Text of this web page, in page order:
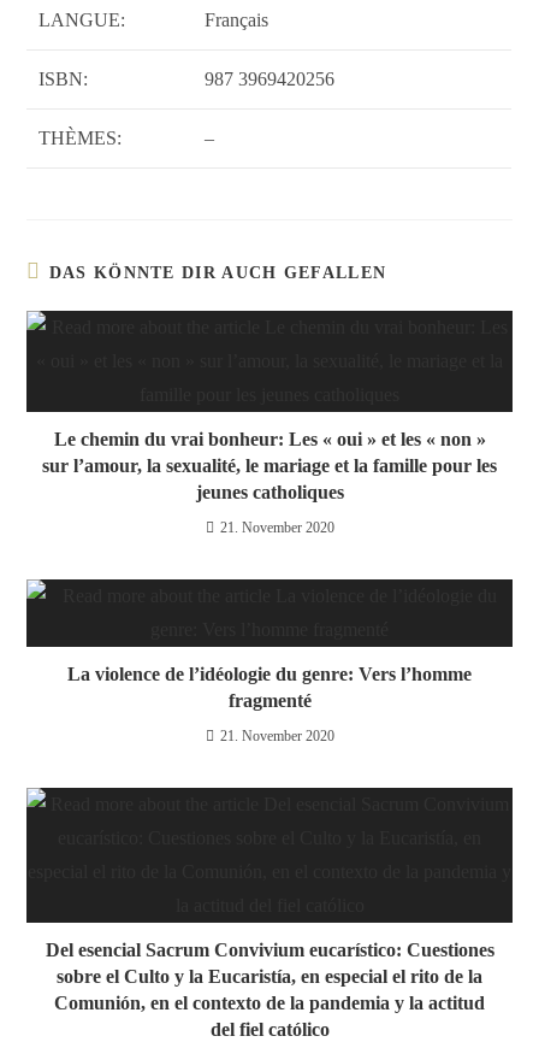
LANGUE: Français
ISBN: 987 3969420256
THÈMES: –
DAS KÖNNTE DIR AUCH GEFALLEN
Le chemin du vrai bonheur: Les « oui » et les « non »
sur l’amour, la sexualité, le mariage et la famille pour les
jeunes catholiques
21. November 2020
La violence de l’idéologie du genre: Vers l’homme
fragmenté
21. November 2020
Del esencial Sacrum Convivium eucarístico: Cuestiones
sobre el Culto y la Eucaristía, en especial el rito de la
Comunión, en el contexto de la pandemia y la actitud
del fiel católico